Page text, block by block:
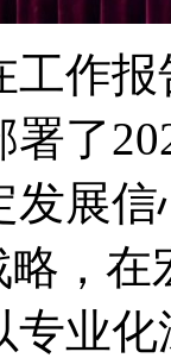
报
了
发展
略，
专业